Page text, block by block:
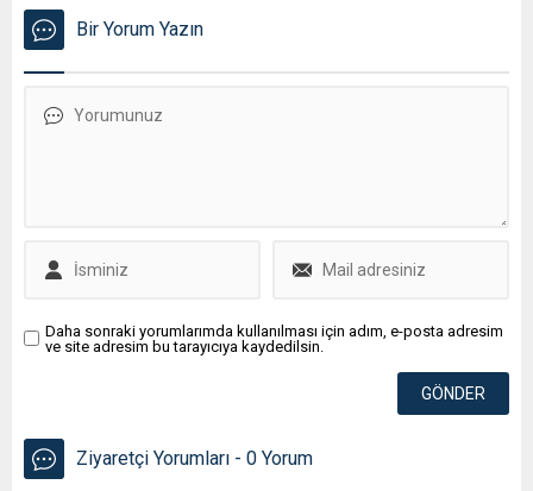
Bir Yorum Yazın
Daha sonraki yorumlarımda kullanılması için adım, e-posta adresim
ve site adresim bu tarayıcıya kaydedilsin.
Ziyaretçi Yorumları - 0 Yorum